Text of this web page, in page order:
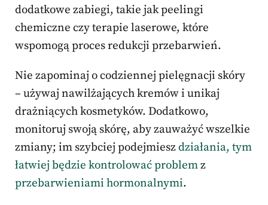
dodatkowe zabiegi, takie jak peelingi
chemiczne czy terapie laserowe, które
wspomogą proces redukcji przebarwień.
Nie zapominaj o codziennej pielęgnacji skóry
– używaj nawilżających kremów i unikaj
drażniących kosmetyków. Dodatkowo,
monitoruj swoją skórę, aby zauważyć wszelkie
zmiany; im szybciej podejmieszdziałania, tym
łatwiej będzie kontrolować problemz
przebarwieniami hormonalnymi.